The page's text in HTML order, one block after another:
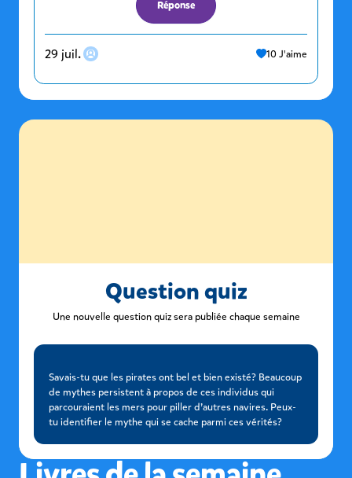
Réponse
29 juil. 10J'aime
Question quiz
Une nouvelle question quiz sera publiée chaque semaine
Savais-tu que les pirates ont bel et bien existé? Beaucoup
de mythes persistent à propos de ces individus qui
parcouraient les mers pour piller d’autres navires. Peux-
tu identifier le mythe qui se cache parmi ces vérités?